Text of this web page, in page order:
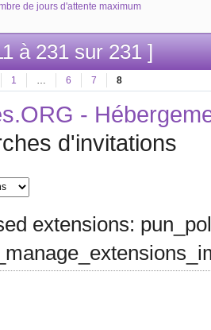
de jours d'attente maximum
à 231 sur 231 ]
1 … 6 7 8
-
d'invitations
extensions: